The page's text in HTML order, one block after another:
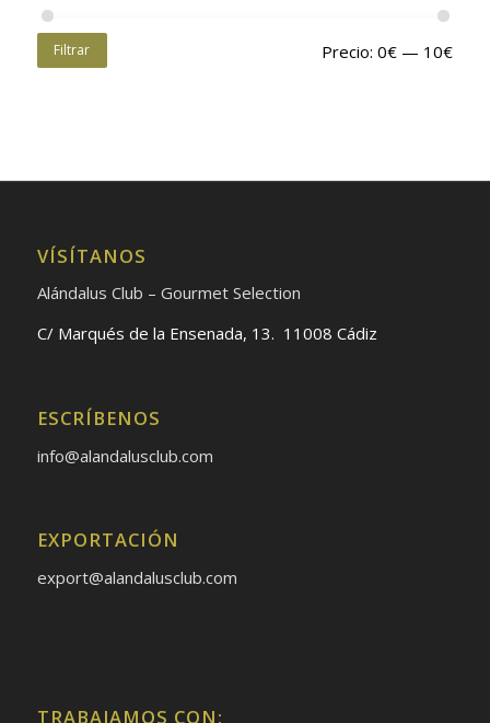
Filtrar Precio:0€ — 10€
VÍSÍTANOS
Alándalus Club – Gourmet Selection
C/ Marqués de la Ensenada, 13. 11008 Cádiz
ESCRÍBENOS
info@alandalusclub.com
EXPORTACIÓN
export@alandalusclub.com
TRABAJAMOS CON: